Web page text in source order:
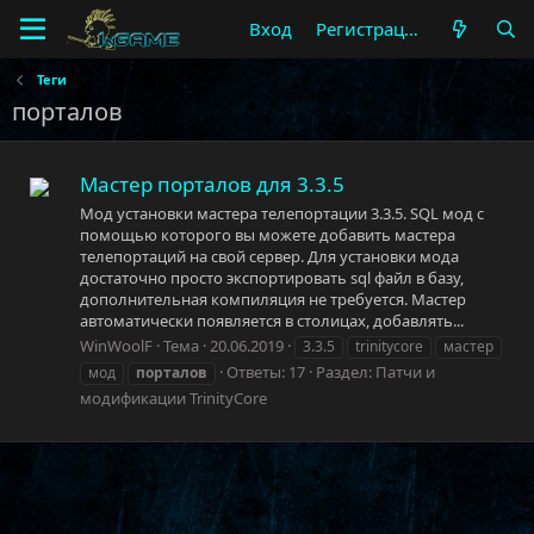
Вход Регистрация
Теги
порталов
Мастер порталов для 3.3.5
Мод установки мастера телепортации 3.3.5. SQL мод с
помощью которого вы можете добавить мастера
телепортаций на свой сервер. Для установки мода
достаточно просто экспортировать sql файл в базу,
дополнительная компиляция не требуется. Мастер
автоматически появляется в столицах, добавлять...
WinWoolF Тема 20.06.2019 3.3.5 trinitycore
мастер
мод
порталов Ответы: 17 Раздел: Патчи и
модификации TrinityCore